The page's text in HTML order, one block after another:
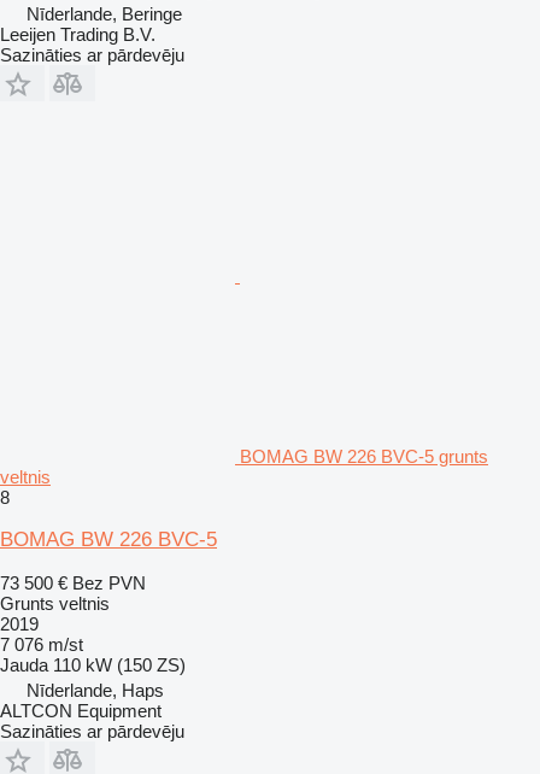
Nīderlande, Beringe
Leeijen Trading B.V.
Sazināties ar pārdevēju
BOMAG BW 226 BVC-5 grunts
veltnis
8
BOMAG BW 226 BVC-5
73 500 € Bez PVN
Grunts veltnis
2019
7 076 m/st
Jauda 110 kW (150 ZS)
Nīderlande, Haps
ALTCON Equipment
Sazināties ar pārdevēju